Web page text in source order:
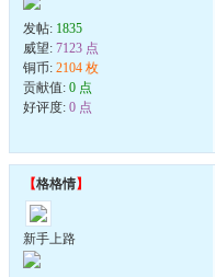
发帖: 1835
威望: 7123 点
铜币: 2104 枚
贡献值: 0 点
好评度: 0 点
【格格情】
新手上路